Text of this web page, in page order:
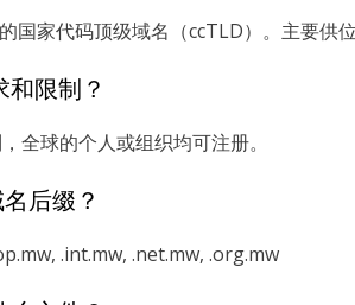
国家代码顶级域名（ccTLD）。主要供
限制？
全球的个人或组织均可注册。
后缀？
.int.mw, .net.mw, .org.mw